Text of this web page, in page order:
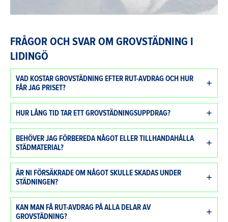
FRÅGOR OCH SVAR OM GROVSTÄDNING I
LIDINGÖ
VAD KOSTAR GROVSTÄDNING EFTER RUT-AVDRAG OCH HUR
FÅR JAG PRISET?
HUR LÅNG TID TAR ETT GROVSTÄDNINGSUPPDRAG?
BEHÖVER JAG FÖRBEREDA NÅGOT ELLER TILLHANDAHÅLLA
STÄDMATERIAL?
ÄR NI FÖRSÄKRADE OM NÅGOT SKULLE SKADAS UNDER
STÄDNINGEN?
KAN MAN FÅ RUT-AVDRAG PÅ ALLA DELAR AV
GROVSTÄDNING?